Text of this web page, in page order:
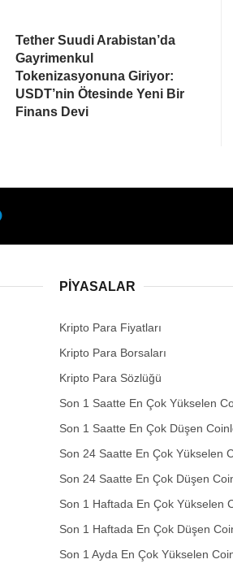
Tether Suudi Arabistan’da
Gayrimenkul
Tokenizasyonuna Giriyor:
USDT’nin Ötesinde Yeni Bir
Finans Devi
PIYASALAR
Kripto Para Fiyatları
Kripto Para Borsaları
Kripto Para Sözlüğü
Son 1 Saatte En Çok Yükselen
Son 1 Saatte En Çok Düşen
Son 24 Saatte En Çok Yükselen
Son 24 Saatte En Çok Düşen
Son 1 Haftada En Çok Yükselen
Son 1 Haftada En Çok Düşen
Son 1 Ayda En Çok Yükselen